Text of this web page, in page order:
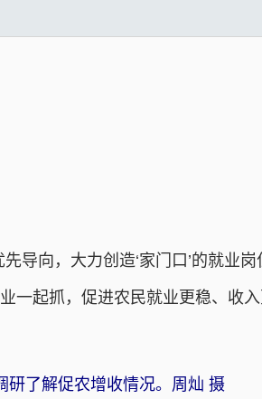
向，大力创造‘家门口’的就业岗
起抓，促进农民就业更稳、收
研了解促农增收情况。周灿 摄